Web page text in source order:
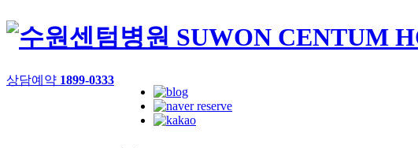
상담예약 1899-0333